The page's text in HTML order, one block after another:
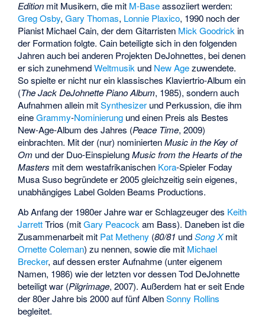
Edition mit Musikern, die mit M-Baseassoziiert werden:
Greg Osby,Gary Thomas, Lonnie Plaxico, 1990 noch der
Pianist Michael Cain, der dem Gitarristen Mick Goodrick in
der Formation folgte. Cain beteiligte sich in den folgenden
Jahren auch bei anderen Projekten DeJohnettes, bei denen
er sich zunehmendWeltmusik und New Agezuwendete.
So spielte er nicht nur ein klassisches Klaviertrio-Album ein
(The Jack DeJohnette Piano Album, 1985), sondern auch
Aufnahmen allein mitSynthesizer und Perkussion, die ihm
eineGrammy-Nominierung und einen Preis als Bestes
New-Age-Album des Jahres (Peace Time, 2009)
einbrachten. Mit der (nur) nominiertenMusic in the Key of
Om und der Duo-EinspielungMusic from the Hearts of the
Masters mit dem westafrikanischen Kora-Spieler Foday
Musa Susobegründete er 2005 gleichzeitig sein eigenes,
unabhängiges Label Golden Beams Productions.
Ab Anfang der 1980er Jahre war er Schlagzeuger des Keith
JarrettTrios (mitGary Peacockam Bass). Daneben ist die
Zusammenarbeit mit Pat Metheny (80/81 undSong Xmit
Ornette Coleman) zu nennen, sowie die mit Michael
Brecker, auf dessen erster Aufnahme (unter eigenem
Namen, 1986) wie der letzten vor dessen Tod DeJohnette
beteiligt war (Pilgrimage, 2007). Außerdem hat er seit Ende
der 80er Jahre bis 2000 auf fünf AlbenSonny Rollins
begleitet.